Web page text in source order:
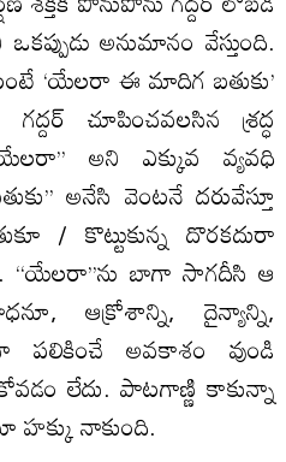
అనుమానం వేస్తుంది.
‘యేలరా ఈ మాదిగ బతుకు’
చూపించవలసిన శ్రద్ధ
అని ఎక్కువ వ్యవధి
అనేసి వెంటనే దరువేస్తూ
/ కొట్టుకున్న దొరకదురా
‘‘యేలరా’’ను బాగా సాగదీసి ఆ
ఆక్రోశాన్ని, దైన్యాన్ని,
పలికించే అవకాశం వుండి
లేదు. పాటగాణ్ణి కాకున్నా
హక్కు నాకుంది.